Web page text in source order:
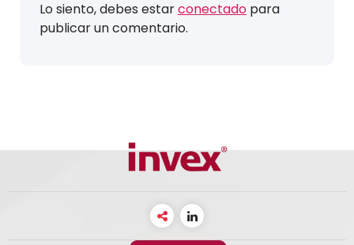
Lo siento, debes estarconectado para
publicar un comentario.